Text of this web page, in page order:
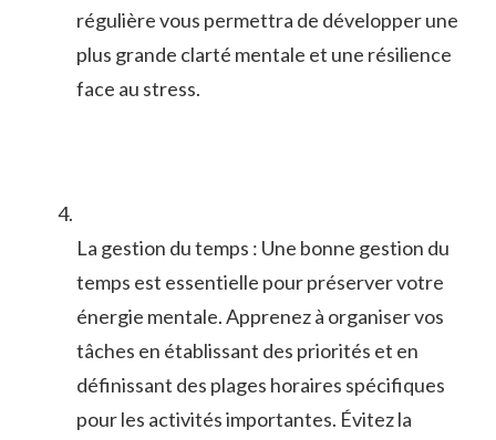
régulière vous ⁤permettra de développer une
plus grande clarté mentale et une résilience
face au stress.
La gestion du temps : Une bonne gestion du
temps est‌ essentielle pour préserver votre
énergie‍ mentale. Apprenez à organiser vos
tâches en établissant des priorités et en
définissant ⁤des plages ​horaires spécifiques
pour les activités importantes. Évitez‌ la